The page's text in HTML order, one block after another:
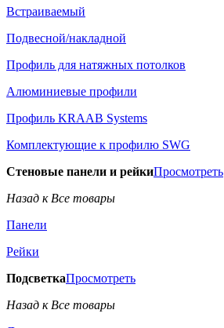
Встраиваемый
Подвесной/накладной
Профиль для натяжных потолков
Алюминиевые профили
Профиль KRAAB Systems
Комплектующие к профилю SWG
Стеновые панели и рейкиПросмотреть
Назад к Все товары
Панели
Рейки
ПодсветкаПросмотреть
Назад к Все товары